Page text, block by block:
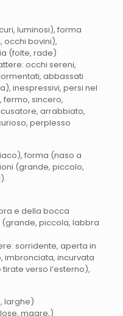
luminosi), forma
occhi bovini),
(folte, rade)
occhi sereni,
abbassati
inespressivi, persi nel
fermo, sincero,
arrabbiato,
perplesso
forma (naso a
(grande, piccolo,
e della bocca
piccola, labbra
sorridente, aperta in
imbronciata, incurvata
verso l’esterno),
larghe)
magre,)